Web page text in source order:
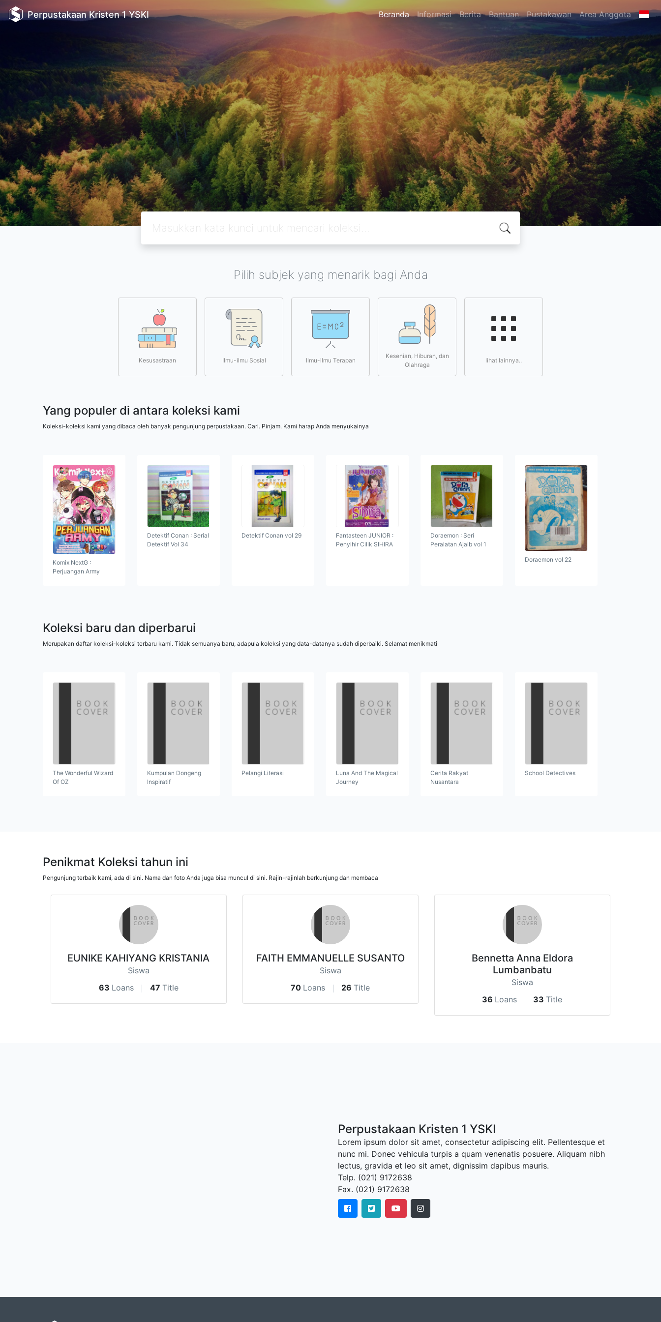
Perpustakaan Kristen 1 YSKI Beranda Informasi Berita Bantuan Pustakawan Area Anggota
Pilih subjek yang menarik bagi Anda
Kesusastraan Ilmu-ilmu Sosial Ilmu-ilmu Terapan
Kesenian, Hiburan, dan
Olahraga
lihat lainnya..
Yang populer di antara koleksi kami
Koleksi-koleksi kami yang dibaca oleh banyak pengunjung perpustakaan. Cari. Pinjam. Kami harap Anda menyukainya
Komix NextG :
Perjuangan Army
Detektif Conan : Serial
Detektif Vol 34
Detektif Conan vol 29
Fantasteen JUNIOR :
Penyihir Cilik SIHIRA
Doraemon : Seri
Peralatan Ajaib vol 1
Doraemon vol 22
Koleksi baru dan diperbarui
Merupakan daftar koleksi-koleksi terbaru kami. Tidak semuanya baru, adapula koleksi yang data-datanya sudah diperbaiki. Selamat menikmati
The Wonderful Wizard
Of OZ
Kumpulan Dongeng
Inspiratif
Pelangi Literasi
Luna And The Magical
Journey
Cerita Rakyat
Nusantara
School Detectives
Penikmat Koleksi tahun ini
Pengunjung terbaik kami, ada di sini. Nama dan foto Anda juga bisa muncul di sini. Rajin-rajinlah berkunjung dan membaca
EUNIKE KAHIYANG KRISTANIA
Siswa
63 Loans 47 Title
FAITH EMMANUELLE SUSANTO
Siswa
70 Loans 26 Title
Bennetta Anna Eldora
Lumbanbatu
Siswa
36 Loans 33 Title
Perpustakaan Kristen 1 YSKI
Lorem ipsum dolor sit amet, consectetur adipiscing elit. Pellentesque et
nunc mi. Donec vehicula turpis a quam venenatis posuere. Aliquam nibh
lectus, gravida et leo sit amet, dignissim dapibus mauris.
Telp. (021) 9172638
Fax. (021) 9172638